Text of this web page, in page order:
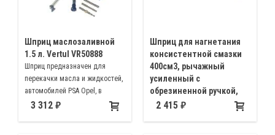
Шприц маслозаливной
1.5 л. Vertul VR50888
Шприц предназначен для
перекачки масла и жидкостей,
автомобилей PSA Opel, в
комплекте два универсальных
3 312
Шприц для нагнетания
консистентной смазки
400см3, рычажный
усиленный с
обрезиненной ручкой,
Aist 67364150
2 415